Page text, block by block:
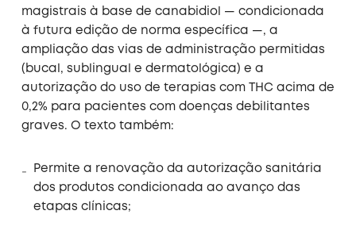
magistrais à base de canabidiol — condicionada
à futura edição de norma específica —, a
ampliação das vias de administração permitidas
(bucal, sublingual e dermatológica) e a
autorização do uso de terapias com THC acima de
0,2% para pacientes com doenças debilitantes
graves. O texto também:
Permite a renovação da autorização sanitária
dos produtos condicionada ao avanço das
etapas clínicas;